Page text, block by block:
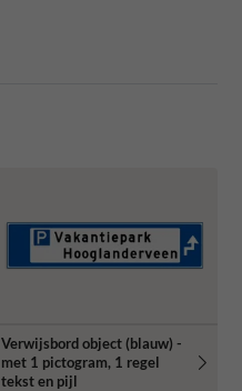
Verwijsbord object (blauw) -
met 1 pictogram, 1 regel
tekst en pijl